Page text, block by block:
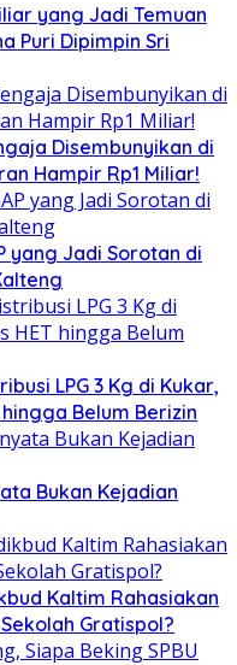
yang Jadi Temuan
Puri Dipimpin Sri
Disembunyikan di
Hampir Rp1 Miliar!
yang Jadi Sorotan di
LPG 3 Kg di Kukar,
Belum Berizin
Bukan Kejadian
Kaltim Rahasiakan
Gratispol?